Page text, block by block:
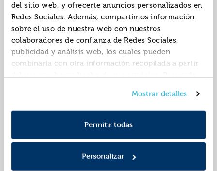
del sitio web, y ofrecerte anuncios personalizados en
Redes Sociales. Además, compartimos información
sobre el uso de nuestra web con nuestros
colaboradores de confianza de Redes Sociales,
publicidad y análisis web, los cuales pueden
combinarla con otra información recopilada a partir
del uso que hayas hecho de sus servicios. Recuerda
consentimiento en cualquier momento. Para más
información consulta laPolítica de Cookiesy la
Política de Privacidad.
Mostrar detalles
Permitir todas
Personalizar
Me resulta familiar
Editorial:Cumio
Autor:Mateo Pérez,